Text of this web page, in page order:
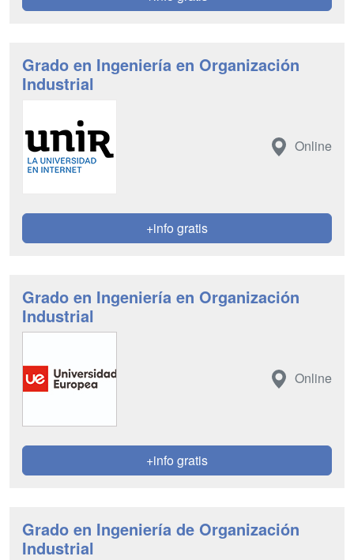
Grado en Ingeniería en Organización
Industrial
Online
+info gratis
Grado en Ingeniería en Organización
Industrial
Online
+info gratis
Grado en Ingeniería de Organización
Industrial